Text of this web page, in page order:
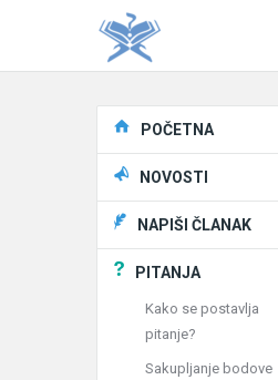
Explore
POČETNA
NOVOSTI
NAPIŠI ČLANAK
PITANJA
Kako se postavlja
pitanje?
Sakupljanje bodove